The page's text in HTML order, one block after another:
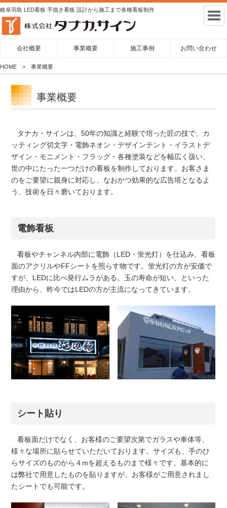
岐阜羽島 LED看板 手描き看板 設計から施工まで各種看板制作
会社概要 事業概要 施工事例 お問い合わせ
HOME 事業概要
事業概要
タナカ・サインは、50年の知識と経験で培った匠の技で、カ
ッティング切文字・電飾ネオン・デザインテント・イラストデ
ザイン・モニメント・フラッグ・各種塗装などを幅広く扱い、
世の中にたった一つだけの看板を制作しております。お客さま
のをご要望に親身に対応し、なおかつ効果的な広告塔となるよ
う、技術を日々磨いております。
電飾看板
看板やチャンネル内部に電飾（LED・蛍光灯）を仕込み、看板
面のアクリルやFFシートを照らす物です。蛍光灯の方が安価で
すが、LEDに比べ発行ムラがある。玉の寿命が短い、といった
理由から、昨今ではLEDの方が主流になってきています。
シート貼り
看板面だけでなく、お客様のご要望次第でガラスや車体等、
様々な場所に貼らせていただいております。サイズも、手のひ
らサイズのものから４mを超えるものまで様々です。基本的に
は弊社で用意したものを貼りますが、お客様がご用意されまし
たシートでも可能です。